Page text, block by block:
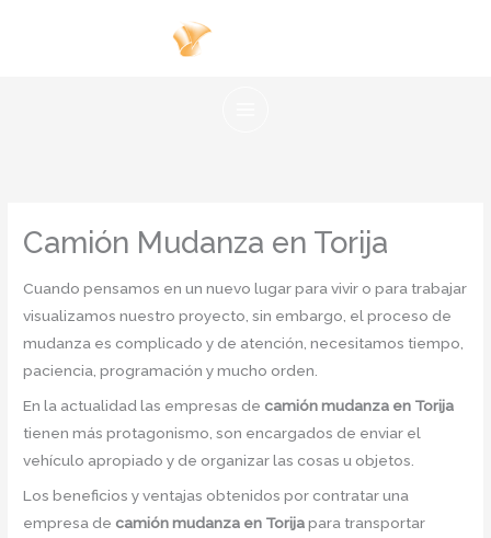
Camión Mudanza en Torija
Cuando pensamos en un nuevo lugar para vivir o para trabajar
visualizamos nuestro proyecto, sin embargo, el proceso de
mudanza es complicado y de atención, necesitamos tiempo,
paciencia, programación y mucho orden.
En la actualidad las empresas de camión mudanza en Torija
tienen más protagonismo, son encargados de enviar el
vehículo apropiado y de organizar las cosas u objetos.
Los beneficios y ventajas obtenidos por contratar una
empresa de camión mudanza en Torijapara transportar